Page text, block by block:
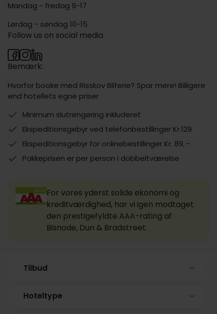
Mandag - fredag 9-17
Lørdag - søndag 10-15
Bemærk:
Hvorfor booke med Risskov Bilferie? Spar mere! Billigere
end hotellets egne priser
Minimum slutrengøring inkluderet
Ekspeditionsgebyr ved telefonbestillinger Kr.129
Ekspeditionsgebyr for onlinebestillinger Kr. 89, -
Pakkeprisen er per person i dobbeltværelse
Follow us on social media
For vores yderst solide økonomi og
kreditværdighed, har vi igen modtaget
den prestigefyldte AAA-rating af
Bisnode, Dun & Bradstreet.
Tilbud
Hoteltype